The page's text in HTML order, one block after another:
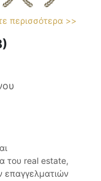
περισσότερα >>
του real estate,
επαγγελματιών